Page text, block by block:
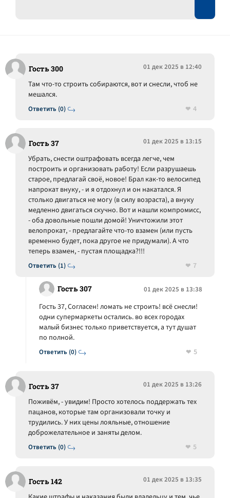
Гость 300 01 дек 2025 в 12:40
Ответить (0)
Там что-то строить собираются, вот и снесли, чтоб не
мешался.
4
Гость 37 01 дек 2025 в 13:15
Ответить (1)
Убрать, снести оштрафовать всегда легче, чем
построить и организовать работу! Если разрушаешь
старое, предлагай своё, новое! Брал как-то велосипед
напрокат внуку, - и я отдохнул и он накатался. Я
столько двигаться не могу (в силу возраста), а внуку
медленно двигаться скучно. Вот и нашли компромисс,
- оба довольные пошли домой! Уничтожили этот
велопрокат, - предлагайте что-то взамен (или пусть
временно будет, пока другое не придумали). А что
теперь взамен, - пустая площадка?!!!
7
Гость 307 01 дек 2025 в 13:38
Ответить (0)
Гость 37, Согласен! ломать не строить! всё снесли!
одни супермаркеты остались. во всех городах
малый бизнес только приветствуется, а тут душат
по полной.
5
Гость 37 01 дек 2025 в 13:26
Ответить (0)
Поживём, - увидим! Просто хотелось поддержать тех
пацанов, которые там организовали точку и
трудились. У них цены лояльные, отношение
доброжелательное и заняты делом.
5
Гость 142 01 дек 2025 в 13:35